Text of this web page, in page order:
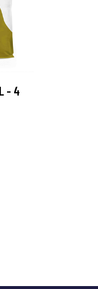
- 4